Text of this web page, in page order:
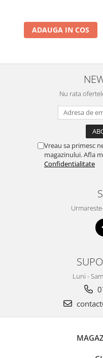
ADAUGA IN COS
Nu rata
Vreau sa primesc
magazinului. Afla
Confidentialitate
Luni -